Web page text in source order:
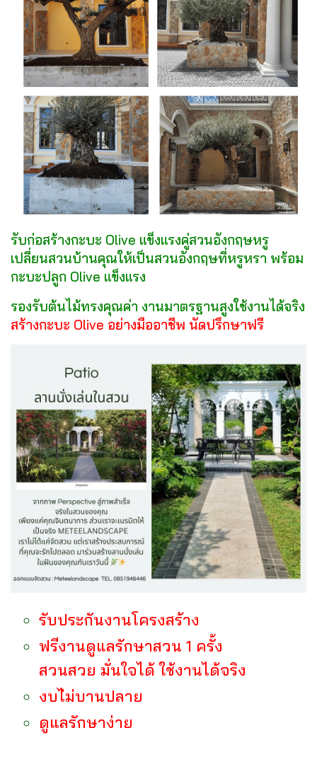
รับก่อสร้างกะบะ Olive แข็งแรงคู่สวนอังกฤษหรู
เปลี่ยนสวนบ้านคุณให้เป็นสวนอังกฤษที่หรูหรา พร้อม
กะบะปลูก Olive แข็งแรง
รองรับต้นไม้ทรงคุณค่า งานมาตรฐานสูงใช้งานได้จริง
สร้างกะบะ Olive อย่างมืออาชีพ นัดปรึกษาฟรี
รับประกันงานโครงสร้าง
ฟรีงานดูแลรักษาสวน 1 ครั้ง
สวนสวย มั่นใจได้ ใช้งานได้จริง
งบไ่ม่บานปลาย
ดูแลรักษาง่าย